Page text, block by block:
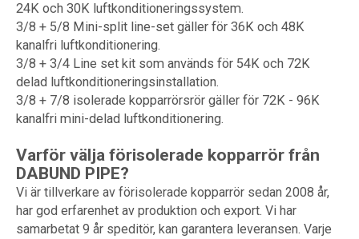
24K och 30K luftkonditioneringssystem.
3/8 + 5/8 Mini-split line-set gäller för 36K och 48K
kanalfri luftkonditionering.
3/8 + 3/4 Line set kit som används för 54K och 72K
delad luftkonditioneringsinstallation.
3/8 + 7/8 isolerade kopparrörsrör gäller för 72K - 96K
kanalfri mini-delad luftkonditionering.
Varför välja förisolerade kopparrör från
DABUND PIPE?
Vi är tillverkare av förisolerade kopparrör sedan 2008 år,
har god erfarenhet av produktion och export. Vi har
samarbetat 9 år speditör, kan garantera leveransen. Varje